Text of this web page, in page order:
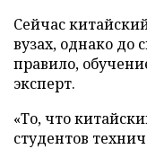
Сейчас
вузах, однако до
правило,
эксперт.
«То, что
студентов